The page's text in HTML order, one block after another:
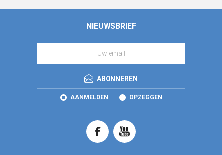
NIEUWSBRIEF
ABONNEREN
AANMELDEN OPZEGGEN